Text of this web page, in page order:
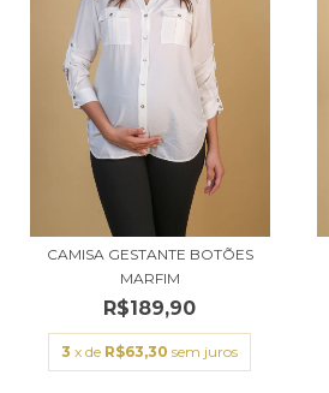
CAMISA GESTANTE BOTÕES
MARFIM
R$189,90
3 x de R$63,30 sem juros